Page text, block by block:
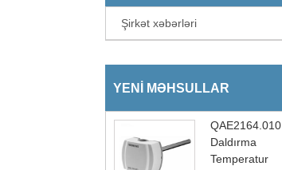
Şirkət xəbərləri
YENI MƏHSULLAR
QAE2164.010
Daldırma
Temperatur